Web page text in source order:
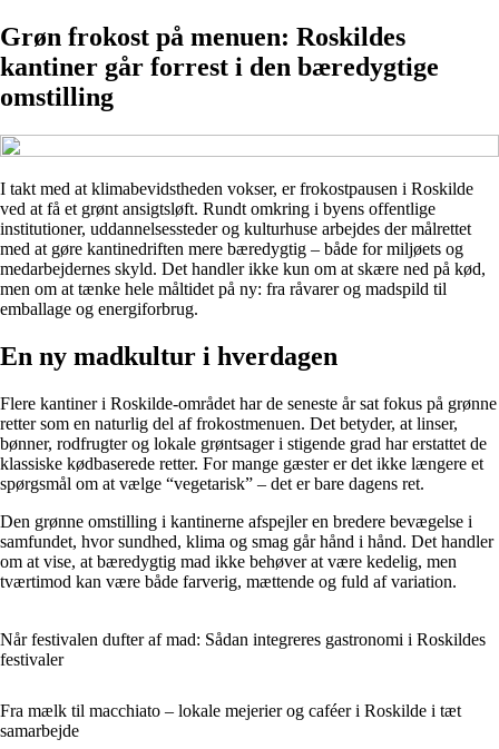
Grøn frokost på menuen: Roskildes
kantiner går forrest i den bæredygtige
omstilling
I takt med at klimabevidstheden vokser, er frokostpausen i Roskilde
ved at få et grønt ansigtsløft. Rundt omkring i byens offentlige
institutioner, uddannelsessteder og kulturhuse arbejdes der målrettet
med at gøre kantinedriften mere bæredygtig – både for miljøets og
medarbejdernes skyld. Det handler ikke kun om at skære ned på kød,
men om at tænke hele måltidet på ny: fra råvarer og madspild til
emballage og energiforbrug.
En ny madkultur i hverdagen
Flere kantiner i Roskilde-området har de seneste år sat fokus på grønne
retter som en naturlig del af frokostmenuen. Det betyder, at linser,
bønner, rodfrugter og lokale grøntsager i stigende grad har erstattet de
klassiske kødbaserede retter. For mange gæster er det ikke længere et
spørgsmål om at vælge “vegetarisk” – det er bare dagens ret.
Den grønne omstilling i kantinerne afspejler en bredere bevægelse i
samfundet, hvor sundhed, klima og smag går hånd i hånd. Det handler
om at vise, at bæredygtig mad ikke behøver at være kedelig, men
tværtimod kan være både farverig, mættende og fuld af variation.
Når festivalen dufter af mad: Sådan integreres gastronomi i Roskildes
festivaler
Fra mælk til macchiato – lokale mejerier og caféer i Roskilde i tæt
samarbejde